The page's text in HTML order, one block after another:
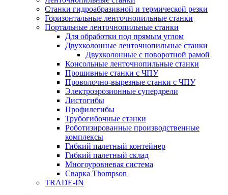
Станки гидроабразивной и термической резки
Горизонтальные ленточнопильные станки
Портальные ленточнопильные станки
Для обработки под прямым углом
Двухколонные ленточнопильные станки
Двухколонные с поворотной рамой
Консольные ленточнопильные станки
Прошивные станки с ЧПУ
Проволочно-вырезные станки с ЧПУ
Электроэрозионные супердрели
Листогибы
Профилегибы
Трубогибочные станки
Роботизированные производственные
комплексы
Гибкий палетный контейнер
Гибкий палетный склад
Многоуровневая система
Сварка Thompson
TRADE-IN